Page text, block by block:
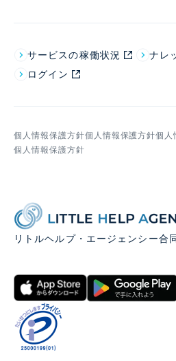
サービスの稼働状況 ナレ
ログイン
個人情報保護方針個人情報保護方針個人
個人情報保護方針
リトルヘルプ・エージェンシー合